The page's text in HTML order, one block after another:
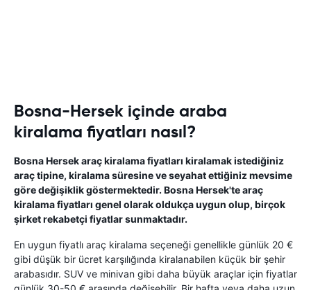
Bosna-Hersek içinde araba
kiralama fiyatları nasıl?
Bosna Hersek araç kiralama fiyatları kiralamak istediğiniz
araç tipine, kiralama süresine ve seyahat ettiğiniz mevsime
göre değişiklik göstermektedir. Bosna Hersek'te araç
kiralama fiyatları genel olarak oldukça uygun olup, birçok
şirket rekabetçi fiyatlar sunmaktadır.
En uygun fiyatlı araç kiralama seçeneği genellikle günlük 20 €
gibi düşük bir ücret karşılığında kiralanabilen küçük bir şehir
arabasıdır. SUV ve minivan gibi daha büyük araçlar için fiyatlar